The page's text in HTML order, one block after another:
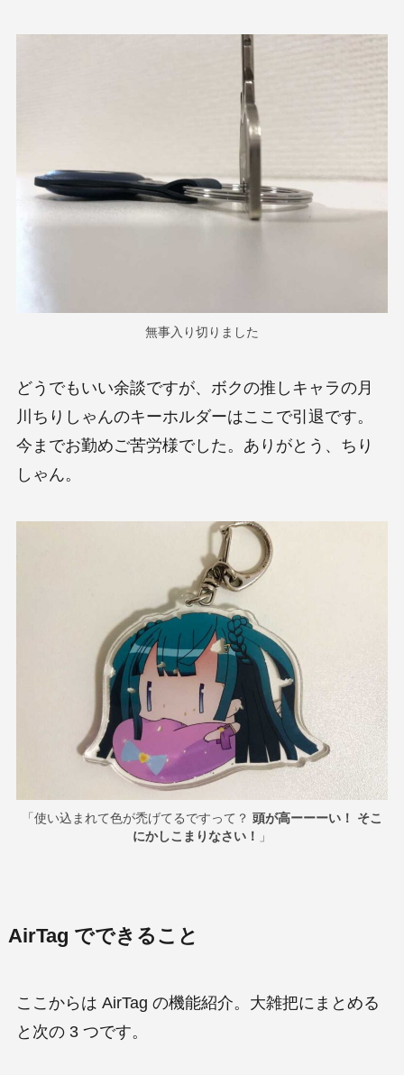
無事入り切りました
どうでもいい余談ですが、ボクの推しキャラの月
川ちりしゃんのキーホルダーはここで引退です。
今までお勤めご苦労様でした。ありがとう、ちり
しゃん。
「使い込まれて色が禿げてるですって？ 頭が高ーーーい！ そこ
にかしこまりなさい！
」
AirTag でできること
ここからは AirTag の機能紹介。大雑把にまとめる
と次の 3 つです。